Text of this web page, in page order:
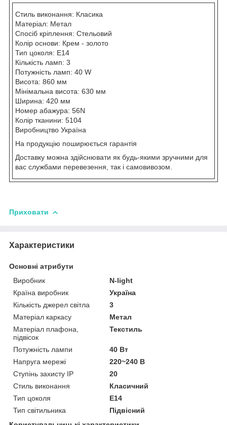
Стиль виконання: Класика
Матеріал: Метал
Спосіб кріплення: Стельовий
Колір основи: Крем - золото
Тип цоколя: E14
Кількість ламп: 3
Потужність ламп: 40 W
Висота: 860 мм
Мінімальна висота: 630 мм
Ширина: 420 мм
Номер абажура: 56N
Колір тканини: 5104
Виробництво Україна
На продукцію поширюється гарантія
Доставку можна здійснювати як будь-якими зручними для
вас службами перевезення, так і самовивозом.
Приховати
Характеристики
Основні атрибути
Виробник
N-light
Країна виробник
Україна
Кількість джерел світла
3
Матеріал каркасу
Метал
Матеріал плафона,
підвісок
Текстиль
Потужність лампи
40 Вт
Напруга мережі
220~240 В
Ступінь захисту IP
20
Стиль виконання
Класичний
Тип цоколя
E14
Тип світильника
Підвісний